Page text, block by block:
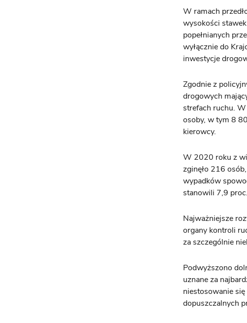
W ramach
wysokości
popełnianych
wyłącznie do
inwestycje
Zgodnie z
drogowych
strefach ruchu.
osoby, w tym 8
kierowcy.
W 2020 roku z
zginęło 216
wypadków
stanowili 7,9 proc.
Najważniejsze
organy kontroli
za szczególnie
Podwyższono
uznane za
niestosowanie
dopuszczalnych